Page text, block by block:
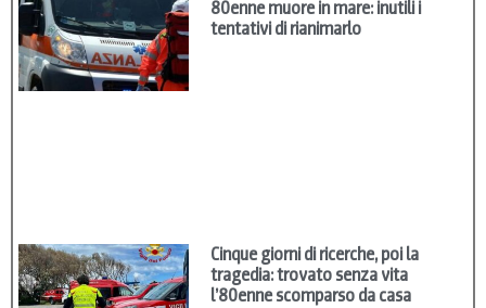
80enne muore in mare: inutili i
tentativi di rianimarlo
Cinque giorni di ricerche, poi la
tragedia: trovato senza vita
l’80enne scomparso da casa